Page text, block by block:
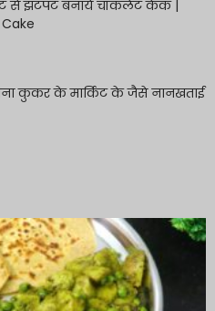
से झटपट बनाये चॉकलेट केक |
कुकर के मार्किट के जैसे नानखताई